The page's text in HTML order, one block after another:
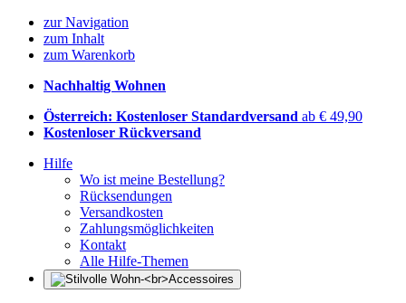
zur Navigation
zum Inhalt
zum Warenkorb
Nachhaltig Wohnen
Österreich: Kostenloser Standardversand ab € 49,90
Kostenloser Rückversand
Hilfe
Wo ist meine Bestellung?
Rücksendungen
Versandkosten
Zahlungsmöglichkeiten
Kontakt
Alle Hilfe-Themen